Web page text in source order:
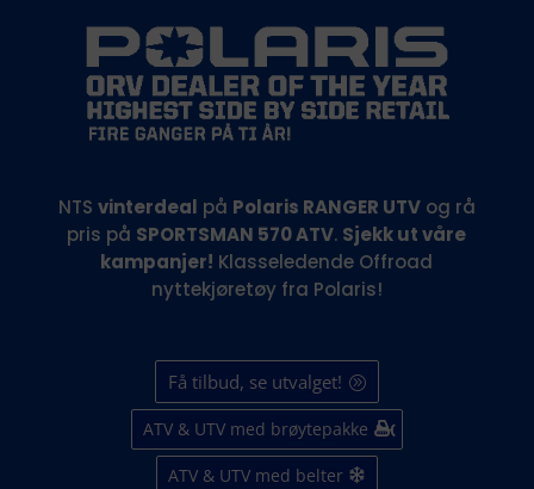
NTS vinterdeal på Polaris RANGER UTVog rå
pris på SPORTSMAN 570ATV. Sjekk ut våre
kampanjer! Klasseledende Offroad
nyttekjøretøy fra Polaris!
Få tilbud, se utvalget!
ATV & UTV med brøytepakke
ATV & UTV med belter